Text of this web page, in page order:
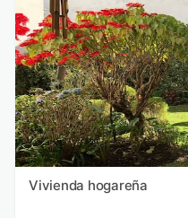
Vivienda hogareña